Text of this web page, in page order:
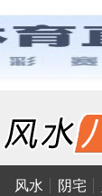
风水 阴宅